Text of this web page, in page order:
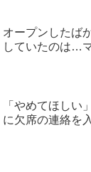
オープンしたば
していたのは…
「やめてほしい
に欠席の連絡を